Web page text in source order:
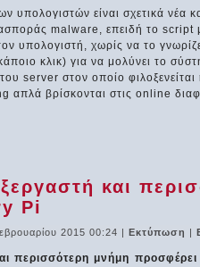
είναι σχετικά νέα
malware, επειδή το script
υπολογιστή, χωρίς να το
κλικ) για να μολύνει το
server στον οποίο
βρίσκονται στις online
και
Pi
2015 00:24 | Εκτύπωση |
περισσότερη μνήμη